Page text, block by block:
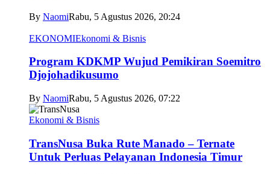
By NaomiRabu, 5 Agustus 2026, 20:24
EKONOMIEkonomi & Bisnis
Program KDKMP Wujud Pemikiran Soemitro
Djojohadikusumo
By NaomiRabu, 5 Agustus 2026, 07:22
Ekonomi & Bisnis
TransNusa Buka Rute Manado – Ternate
Untuk Perluas Pelayanan Indonesia Timur